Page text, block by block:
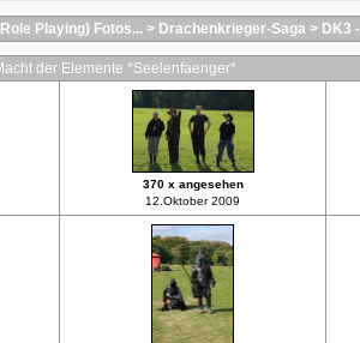
Playing) Fotos... > Drachenkrieger-Saga > DK3
der Elemente *Seelenfaenger*
370 x angesehen
12.Oktober 2009